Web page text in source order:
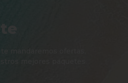
mandaremos ofertas,
mejores paquetes.